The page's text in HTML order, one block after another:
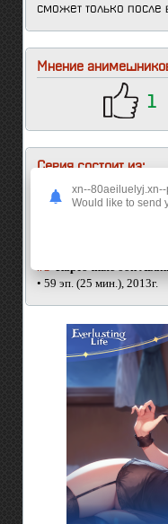
сможет только после
Мнение
1
Серия состоит из:
Карточные бои
• 65 эп. (25 мин.), 2011г.
Карточные бои
• 59 эп. (25 мин.), 2013г.
xn--80aeiluelyj.xn--
Would like to send